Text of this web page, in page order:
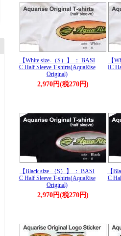
【White size-（S）】 ： BASI
C Half Sleeve T-shirts(AquaRise
Original)
2,970円(税270円)
【
IC
【Black size-（S）】 ： BASI
C Half Sleeve T-shirts(AquaRise
Original)
2,970円(税270円)
【
C